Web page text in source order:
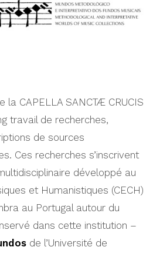
la CAPELLA SANCTÆ CRUCIS
travail de recherches,
de sources
Ces recherches s’inscrivent
développé au
et Humanistiques (CECH)
au Portugal autour du
dans cette institution –
de l’Université de